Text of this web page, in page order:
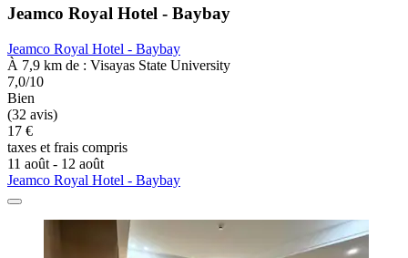
Jeamco Royal Hotel - Baybay
Jeamco Royal Hotel - Baybay
À 7,9 km de : Visayas State University
7,0/10
Bien
(32 avis)
17 €
taxes et frais compris
11 août - 12 août
Jeamco Royal Hotel - Baybay